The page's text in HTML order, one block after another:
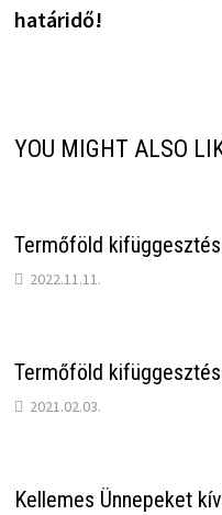
határidő!
YOU MIGHT ALSO
Termőföld
2022.11.11.
Termőföld
2021.02.03.
Kellemes Ünnepeket